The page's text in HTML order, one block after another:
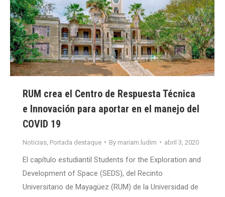
RUM crea el Centro de Respuesta Técnica
e Innovación para aportar en el manejo del
COVID 19
Noticias Portada destaque By mariam.ludim abril 3, 2020
El capítulo estudiantil Students for the Exploration and
Development of Space (SEDS), del Recinto
Universitario de Mayagüez (RUM) de la Universidad de